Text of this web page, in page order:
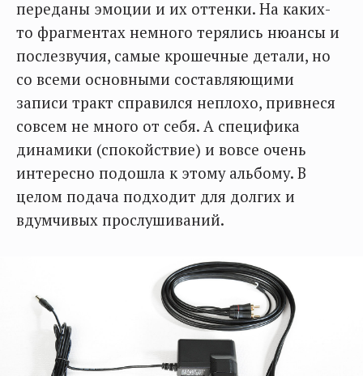
переданы эмоции и их оттенки. На каких-
то фрагментах немного терялись нюансы и
послезвучия, самые крошечные детали, но
со всеми основными составляющими
записи тракт справился неплохо, привнеся
совсем не много от себя. А специфика
динамики (спокойствие) и вовсе очень
интересно подошла к этому альбому. В
целом подача подходит для долгих и
вдумчивых прослушиваний.